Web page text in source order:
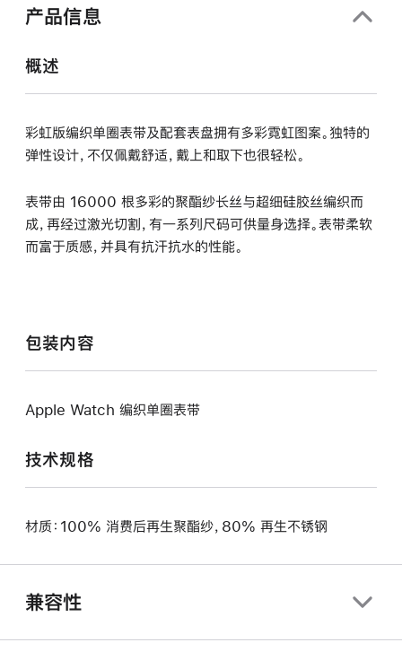
产品信息
概述
彩虹版编织单圈表带及配套表盘拥有多彩霓虹图案。独特的
弹性设计，不仅佩戴舒适，戴上和取下也很轻松。
表带由 16000 根多彩的聚酯纱长丝与超细硅胶丝编织而
成，再经过激光切割，有一系列尺码可供量身选择。表带柔软
而富于质感，并具有抗汗抗水的性能。
包装内容
Apple Watch 编织单圈表带
技术规格
材质：100% 消费后再生聚酯纱，80% 再生不锈钢
兼容性